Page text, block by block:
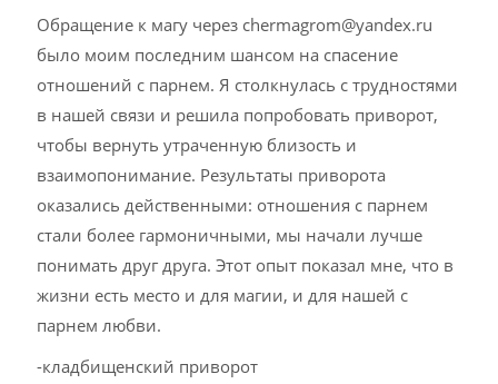
Обращение к магу через chermagrom@yandex.ru
было моим последним шансом на спасение
отношений с парнем. Я столкнулась с трудностями
в нашей связи и решила попробовать приворот,
чтобы вернуть утраченную близость и
взаимопонимание. Результаты приворота
оказались действенными: отношения с парнем
стали более гармоничными, мы начали лучше
понимать друг друга. Этот опыт показал мне, что в
жизни есть место и для магии, и для нашей с
парнем любви.
-кладбищенский приворот